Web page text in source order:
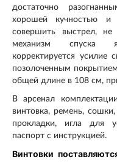
достаточно
хорошей кучностью
совершить выстрел,
механизм спуска
корректируется усилие
позолоченным
общей длине в 108 см,
В арсенал
винтовка, ремень,
прокладки, игла для
паспорт с инструкцией.
Винтовки